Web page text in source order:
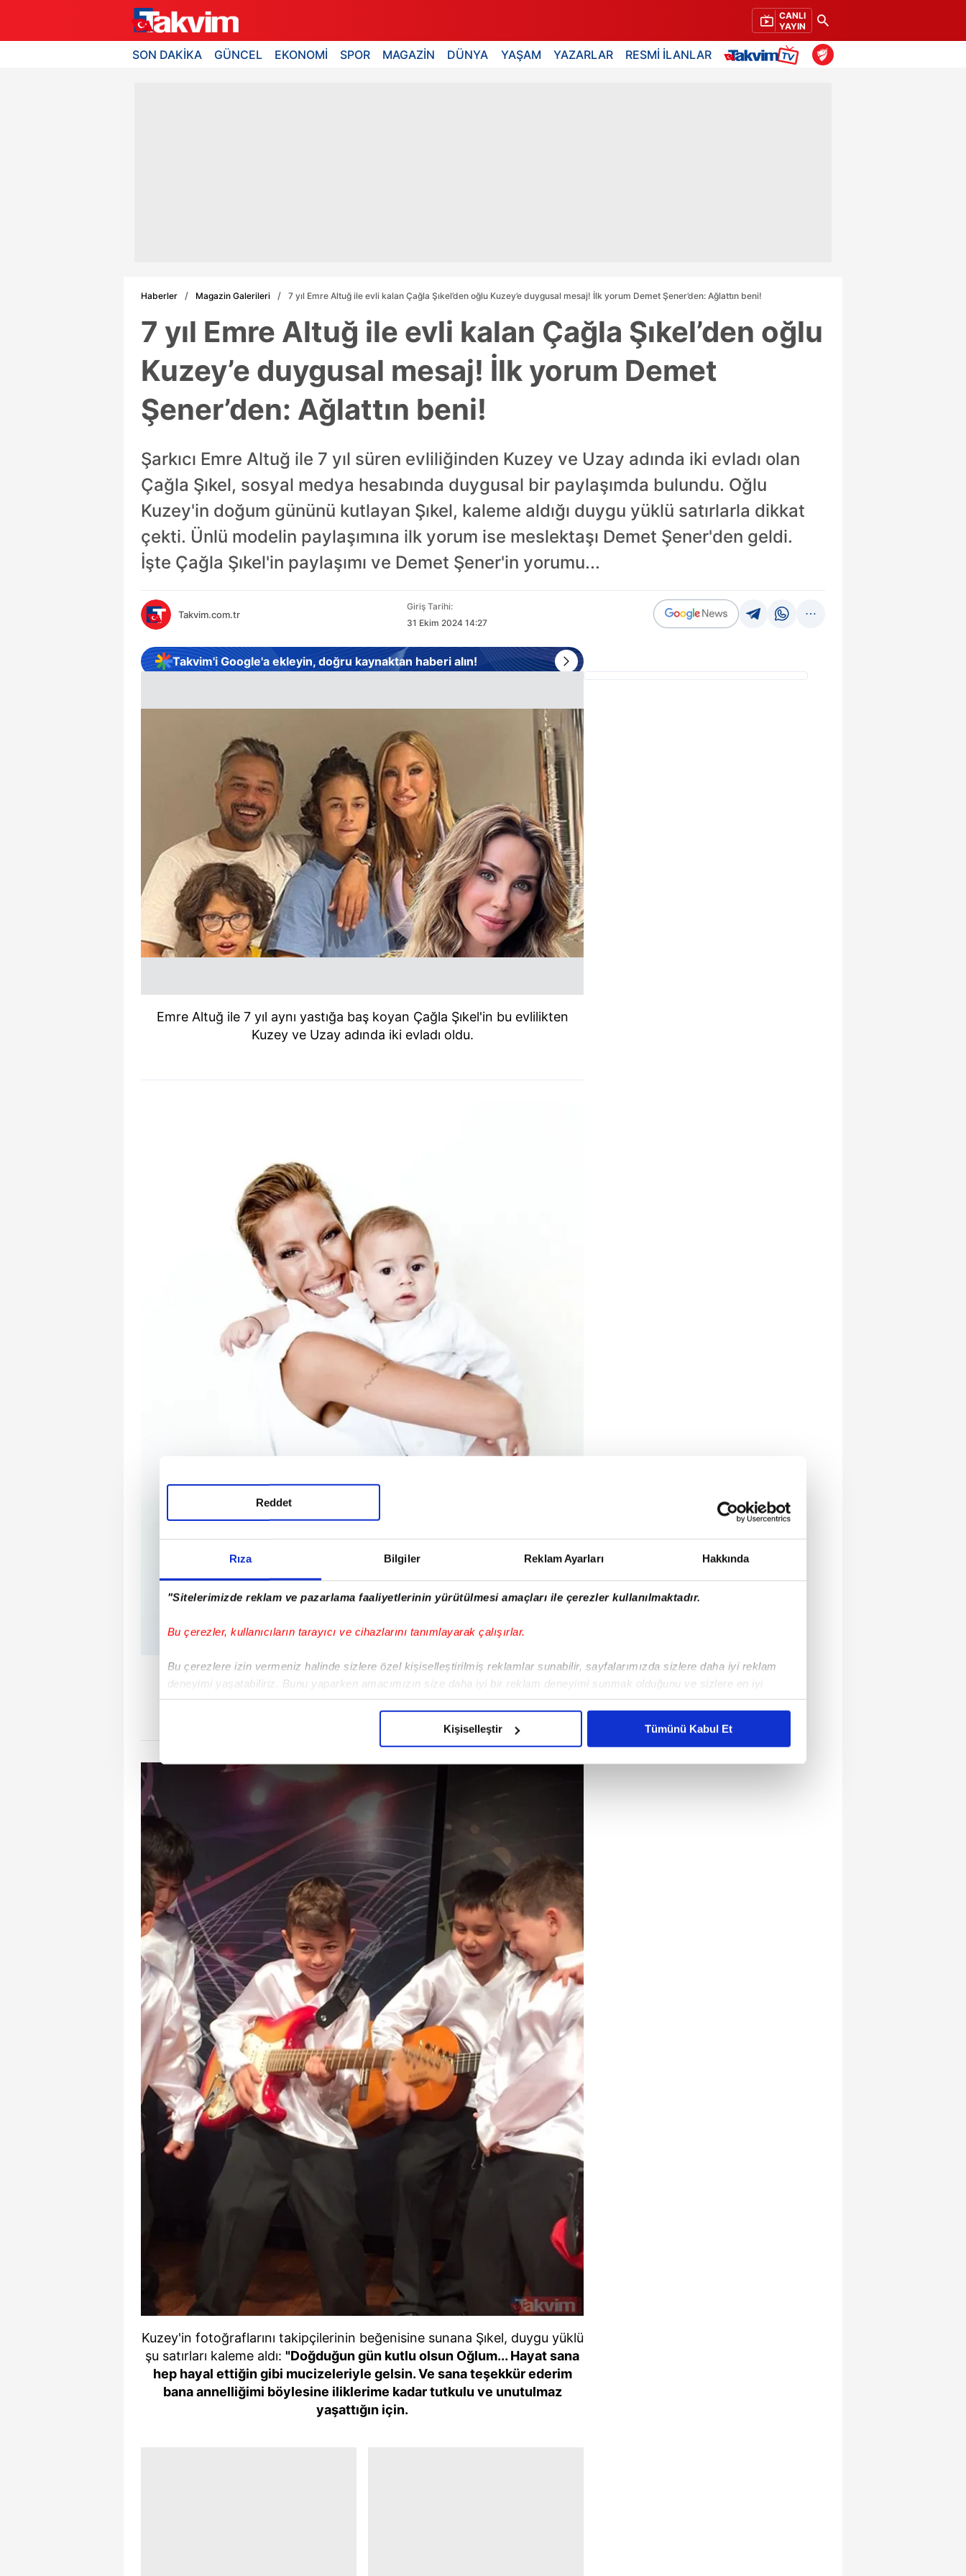
Rıza Bilgiler Reklam Ayarları Hakkında
"Sitelerimizde reklam ve pazarlama faaliyetlerinin yürütülmesi amaçları ile çerezler kullanılmaktadır.
Bu çerezler, kullanıcıların tarayıcı ve cihazlarını tanımlayarak çalışırlar.
Bu çerezlere izin vermeniz halinde sizlere özel kişiselleştirilmiş reklamlar sunabilir, sayfalarımızda sizlere daha iyi reklam
deneyimi yaşatabiliriz. Bunu yaparken amacımızın size daha iyi bir reklam deneyimi sunmak olduğunu ve sizlere en iyi
içerikleri sunabilmek adına elimizden gelen çabayı gösterdiğimizi ve bu noktada, reklamların maliyetlerimizi karşılamak
Sizlere daha iyi bir hizmet sunabilmek için İnternet Sitemizde kendimize ve üçüncü kişilere ait çerezler kullanılmaktadır. Bu
çerezler vasıtasıyla çeşitli kişisel verileriniz işlenmekte olup gerekli olan çerezler bilgi toplumu hizmetlerinin sunulması
amacıyla kullanılmaktadır. Diğer çerezler, sitemizin daha işlevsel kılınması ve kişiselleştirilmesi ve sizlere yönelik
reklam/pazarlama faaliyetlerinin yapılması, amaçlarıyla sınırlı olarak açık rızanız dahilinde kullanılacaktır.
Çerezlere ilişkin tercihlerinizi aşağıda yer alan panel vasıtasıyla belirleyebilirsiniz. Çerezlere ilişkin detaylı bilgi için Ayarlar
butonuna tıklayabilir,
Çerez Bilgilendirme Metnimizi ziyaret edebilirsiniz.
6698 sayılı Kişisel Verilerin Korunması Kanunu uyarınca hazırlanmış Aydınlatma Metnimizi okumak ve sitemizde ilgili
mevzuata uygun olarak kullanılan çerezlerle ilgili bilgi almak için lütfen tıklayınız
Reddet
Kişiselleştir Tümünü Kabul Et
CANLI
YAYIN
SON DAKİKA GÜNCEL EKONOMİ SPOR MAGAZİN DÜNYA YAŞAM YAZARLAR RESMİ İLANLAR
Haberler Magazin Galerileri 7 yıl Emre Altuğ ile evli kalan Çağla Şıkel’den oğlu Kuzey’e duygusal mesaj! İlk yorum Demet Şener’den: Ağlattın beni!
7 yıl Emre Altuğ ile evli kalan Çağla Şıkel’den oğlu
Kuzey’e duygusal mesaj! İlk yorum Demet
Şener’den: Ağlattın beni!
Şarkıcı Emre Altuğ ile 7 yıl süren evliliğinden Kuzey ve Uzay adında iki evladı olan
Çağla Şıkel, sosyal medya hesabında duygusal bir paylaşımda bulundu. Oğlu
Kuzey'in doğum gününü kutlayan Şıkel, kaleme aldığı duygu yüklü satırlarla dikkat
çekti. Ünlü modelin paylaşımına ilk yorum ise meslektaşı Demet Şener'den geldi.
İşte Çağla Şıkel'in paylaşımı ve Demet Şener'in yorumu...
Takvim.com.tr
Giriş Tarihi:
31 Ekim 2024 14:27
Takvim'i Google'a ekleyin, doğru kaynaktan haberi alın!
Emre Altuğ ile 7 yıl aynı yastığa baş koyan Çağla Şıkel'in bu evlilikten
Kuzey ve Uzay adında iki evladı oldu.
Ünlü manken, sosyal medya hesabında büyük oğlu Kuzey'in doğum
Kuzey'in fotoğraflarını takipçilerinin beğenisine sunana Şıkel, duygu yüklü
şu satırları kaleme aldı: "Doğduğun gün kutlu olsun Oğlum... Hayat sana
hep hayal ettiğin gibi mucizeleriyle gelsin. Ve sana teşekkür ederim
bana annelliğimi böylesine iliklerime kadar tutkulu ve unutulmaz
yaşattığın için.